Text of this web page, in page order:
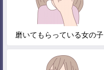
磨いてもらっている女の子